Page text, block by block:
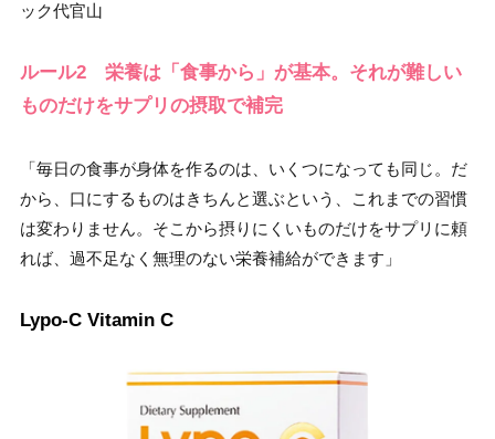
ック代官山
ルール2 栄養は「食事から」が基本。それが難しい
ものだけをサプリの摂取で補完
「毎日の食事が身体を作るのは、いくつになっても同じ。だ
から、口にするものはきちんと選ぶという、これまでの習慣
は変わりません。そこから摂りにくいものだけをサプリに頼
れば、過不足なく無理のない栄養補給ができます」
Lypo-C Vitamin C